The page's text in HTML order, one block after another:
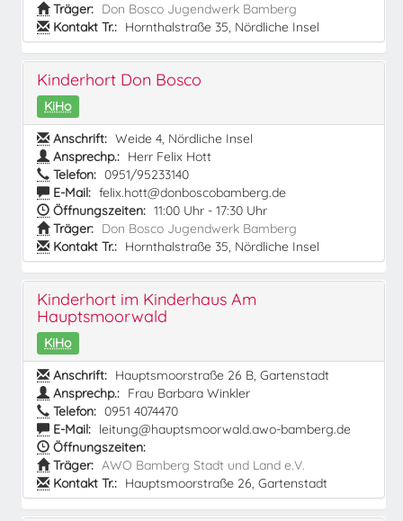
Träger: Don Bosco Jugendwerk Bamberg
Kontakt Tr.: Hornthalstraße 35, Nördliche Insel
Kinderhort Don Bosco
KiHo
Anschrift: Weide 4, Nördliche Insel
Ansprechp.: Herr Felix Hott
Telefon: 0951/95233140
E-Mail: felix.hott@donboscobamberg.de
Öffnungszeiten: 11:00 Uhr - 17:30 Uhr
Träger: Don Bosco Jugendwerk Bamberg
Kontakt Tr.: Hornthalstraße 35, Nördliche Insel
Kinderhort im Kinderhaus Am
Hauptsmoorwald
KiHo
Anschrift: Hauptsmoorstraße 26 B, Gartenstadt
Ansprechp.: Frau Barbara Winkler
Telefon: 0951 4074470
E-Mail: leitung@hauptsmoorwald.awo-bamberg.de
Öffnungszeiten:
Träger: AWO Bamberg Stadt und Land e.V.
Kontakt Tr.: Hauptsmoorstraße 26, Gartenstadt